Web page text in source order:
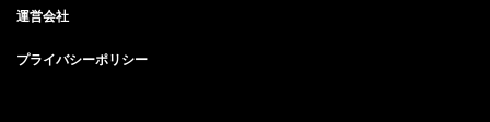
運営会社
プライバシーポリシー